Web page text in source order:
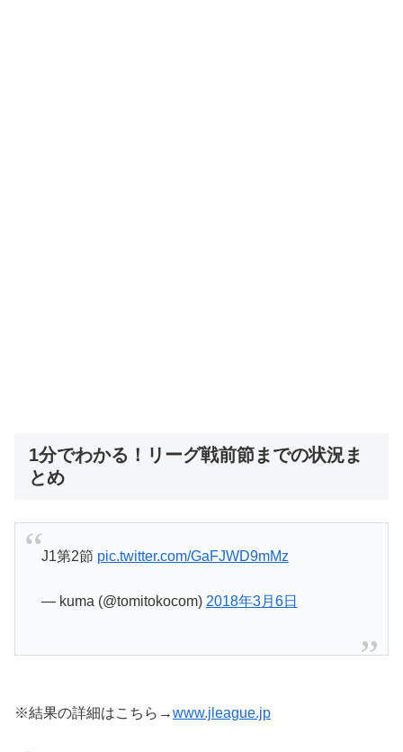
1分でわかる！リーグ戦前節までの状況ま
とめ
J1第2節 pic.twitter.com/GaFJWD9mMz
— kuma (@tomitokocom) 2018年3月6日
※結果の詳細はこちら→www.jleague.jp